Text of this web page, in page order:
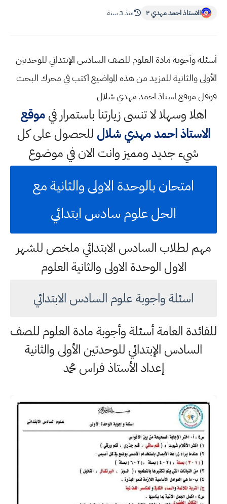
الاستاذ احمد مهدي ٢ منذ 3 سنة
أسئلة وأجوبة مادة العلوم للصف السادس الإبتدائي للوحدتين
الأولى والثانية للمزيد من هذه المواضيع اكتب في محرك البحث
قوقل موقع استاذ احمد مهدي شلال
اهلا وسهلالا تنسى زيارتنا باستمرار فيموقع
الاستاذ احمد مهدي شلال للحصول على كل
شيء جديد ومميز وانت الان في موضوع
امتحان بالوحدة الاولى والثانية مع
الحل علوم سادس ابتدائي
مهم لطلاب السادس الابتدائي ملخص للشهر
الاول الوحدة الاولى والثانية العلوم
اسئلة واجوبة علوم السادس الابتدائي
للفائدة العامة أسئلة وأجوبة مادة العلوم للصف
السادس الإبتدائي للوحدتين الأولى والثانية
إعداد الأستاذ فراس محمد